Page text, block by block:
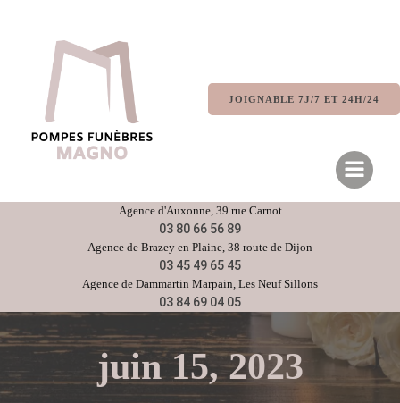
JOIGNABLE 7J/7 ET 24H/24
Agence d'Auxonne, 39 rue Carnot
03 80 66 56 89
Agence de Brazey en Plaine, 38 route de Dijon
03 45 49 65 45
Agence de Dammartin Marpain, Les Neuf Sillons
03 84 69 04 05
juin 15, 2023